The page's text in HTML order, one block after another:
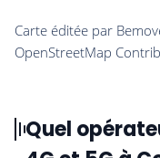
Quel